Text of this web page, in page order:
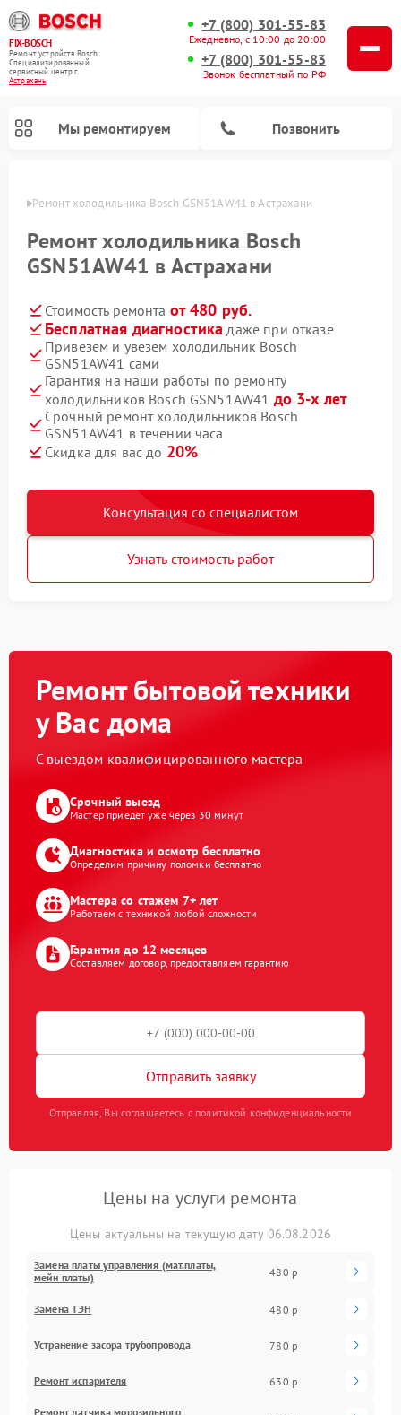
FIX-BOSCH
Ремонт устройств Bosch
Специализированный
cервисный центр г.
Астрахань
+7 (800) 301-55-83
Ежедневно, с 10:00 до 20:00
+7 (800) 301-55-83
Звонок бесплатный по РФ
Мы ремонтируем Позвонить
Ремонт холодильника Bosch GSN51AW41 в Астрахани
Ремонт холодильника Bosch
GSN51AW41 в Астрахани
Стоимость ремонта от 480 руб.
Бесплатная диагностика даже при отказе
Привезем и увезем холодильник Bosch
GSN51AW41 сами
Гарантия на наши работы по ремонту
холодильников Bosch GSN51AW41 до 3-х лет
Срочный ремонт холодильников Bosch
GSN51AW41 в течении часа
Скидка для вас до 20%
Консультация со специалистом
Узнать стоимость работ
Ремонт бытовой техники
у Вас дома
С выездом квалифицированного мастера
Срочный выезд
Мастер приедет уже через 30 минут
Диагностика и осмотр бесплатно
Определим причину поломки бесплатно
Мастера со стажем 7+ лет
Работаем с техникой любой сложности
Гарантия до 12 месяцев
Составляем договор, предоставляем гарантию
Отправить заявку
Отправляя, Вы соглашаетесь с политикой конфиденциальности
Цены на услуги ремонта
Цены актуальны на текущую дату 06.08.2026
Замена платы управления (мат.платы,
мейн платы)
480 р
Замена ТЭН 480 р
Устранение засора трубопровода 780 р
Ремонт испарителя 630 р
Ремонт датчика морозильного